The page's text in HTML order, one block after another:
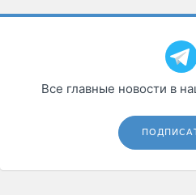
Все главные новости в